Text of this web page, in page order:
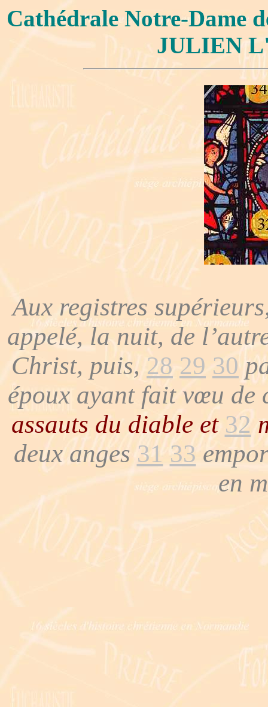
Cathédrale Notre-Dame
JULIEN
Aux registres
appelé, la nuit, de
Christ, puis, 28 29 30
époux ayant fait vœu de
assauts du diable et 32
deux anges31 33
en